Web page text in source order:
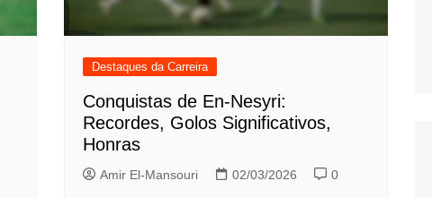
Destaques da Carreira
Conquistas de En-Nesyri:
Recordes, Golos Significativos,
Honras
Amir El-Mansouri 02/03/2026 0